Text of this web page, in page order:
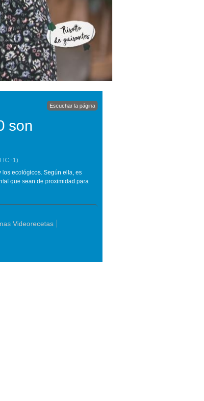
Escuchar la página
son
los ecológicos. Según ella, es
que sean de proximidad para
Videorecetas